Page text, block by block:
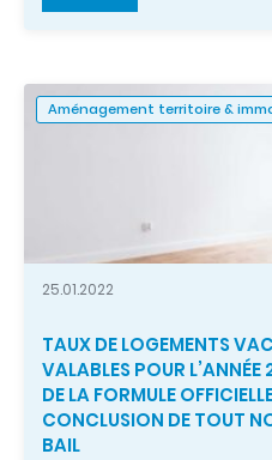
Aménagement territoire &
25.01.2022
TAUX DE LOGEMENTS
VALABLES POUR
DE LA FORMULE
CONCLUSION DE TOUT
BAIL